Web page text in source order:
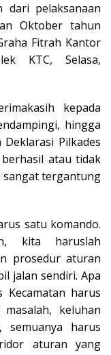
dari pelaksanaan
Oktober tahun
Fitrah Kantor
KTC, Selasa,
kepada
hingga
Pilkades
atau tidak
sangat tergantung
satu komando.
kita haruslah
prosedur aturan
jalan sendiri. Apa
Kecamatan harus
keluhan
semuanya harus
aturan yang